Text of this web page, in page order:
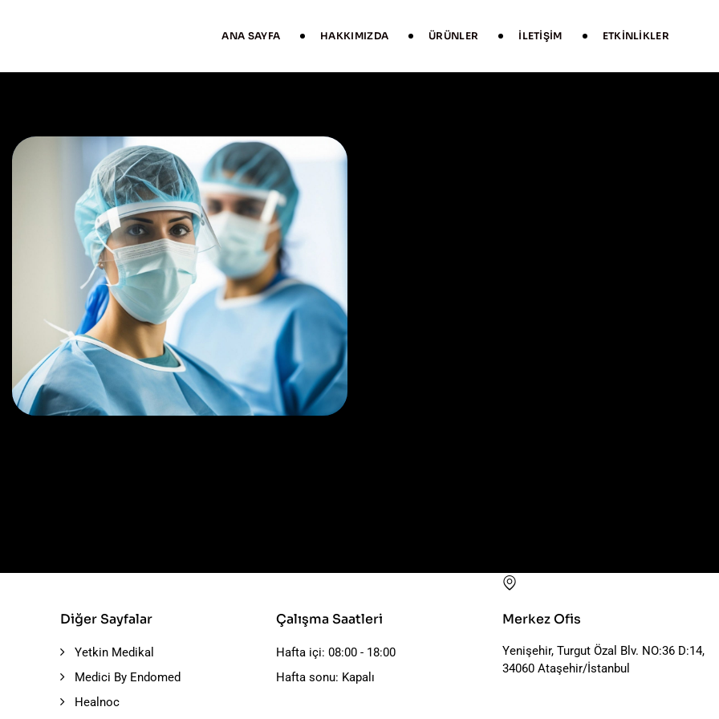
ANA SAYFA HAKKIMIZDA ÜRÜNLER İLETIŞIM ETKINLIKLER
Osteopaths
Advices & Checkup
Diğer Sayfalar
Yetkin Medikal
Medici By Endomed
Healnoc
Çalışma Saatleri
Hafta içi: 08:00 - 18:00
Hafta sonu: Kapalı
Merkez Ofis
Yenişehir, Turgut Özal Blv. NO:36 D:14,
34060 Ataşehir/İstanbul